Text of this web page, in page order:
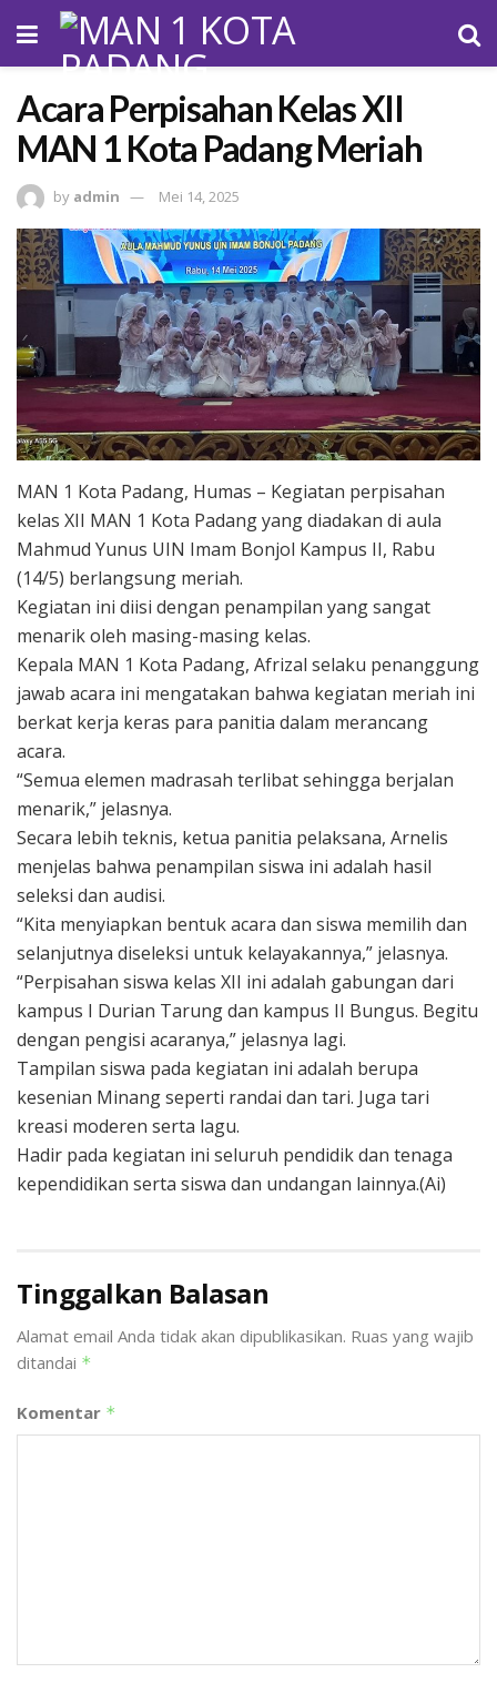
Acara Perpisahan Kelas XII
MAN 1 Kota Padang Meriah
by admin Mei 14, 2025
MAN 1 Kota Padang, Humas – Kegiatan perpisahan
kelas XII MAN 1 Kota Padang yang diadakan di aula
Mahmud Yunus UIN Imam Bonjol Kampus II, Rabu
(14/5) berlangsung meriah.
Kegiatan ini diisi dengan penampilan yang sangat
menarik oleh masing-masing kelas.
Kepala MAN 1 Kota Padang, Afrizal selaku penanggung
jawab acara ini mengatakan bahwa kegiatan meriah ini
berkat kerja keras para panitia dalam merancang
acara.
“Semua elemen madrasah terlibat sehingga berjalan
menarik,” jelasnya.
Secara lebih teknis, ketua panitia pelaksana, Arnelis
menjelas bahwa penampilan siswa ini adalah hasil
seleksi dan audisi.
“Kita menyiapkan bentuk acara dan siswa memilih dan
selanjutnya diseleksi untuk kelayakannya,” jelasnya.
“Perpisahan siswa kelas XII ini adalah gabungan dari
kampus I Durian Tarung dan kampus II Bungus. Begitu
dengan pengisi acaranya,” jelasnya lagi.
Tampilan siswa pada kegiatan ini adalah berupa
kesenian Minang seperti randai dan tari. Juga tari
kreasi moderen serta lagu.
Hadir pada kegiatan ini seluruh pendidik dan tenaga
kependidikan serta siswa dan undangan lainnya.(Ai)
Tinggalkan Balasan
Alamat email Anda tidak akan dipublikasikan. Ruas yang wajib
ditandai *
Komentar *